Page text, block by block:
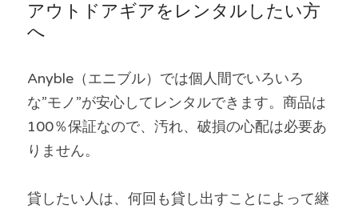
アウトドアギアをレンタルしたい方
へ
Anyble（エニブル）では個人間でいろいろ
な”モノ”が安心してレンタルできます。商品は
100％保証なので、汚れ、破損の心配は必要あ
りません。
貸したい人は、何回も貸し出すことによって継